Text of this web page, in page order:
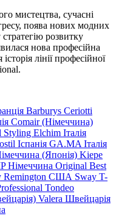
мистецтва, сучасні
поява нових модних
розвитку
нова професійна
лінії професійної
Barburys Ceriotti
Comair (Німеччина)
Styling Elchim Італія
Іспанія GA.MA Італія
(Японія) Kiepe
Німеччина Original Best
Remington США Sway T-
Tondeo
Valera Швейцарія